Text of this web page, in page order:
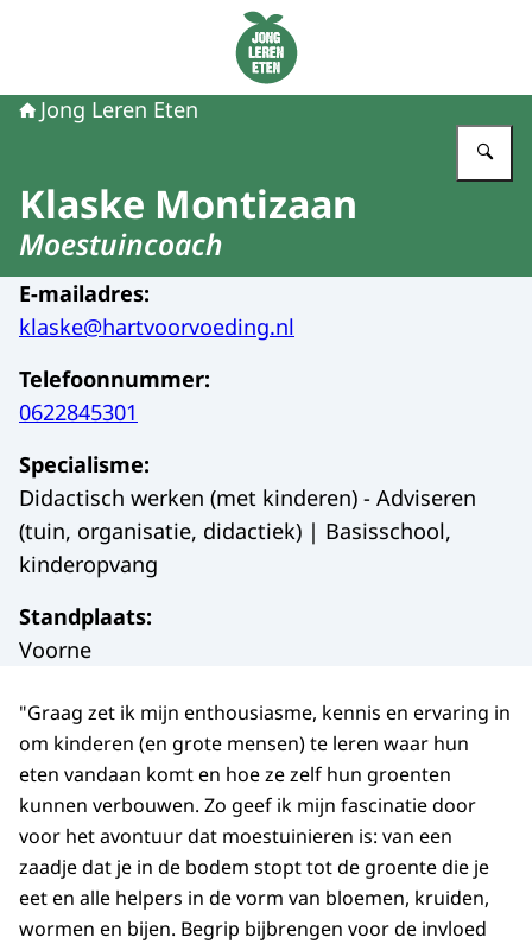
Naar de homepage van Jong Leren Eten
Jong Leren Eten
Klaske Montizaan
Moestuincoach
E-mailadres:
klaske@hartvoorvoeding.nl
Telefoonnummer:
0622845301
Specialisme:
Didactisch werken (met kinderen) - Adviseren
(tuin, organisatie, didactiek) | Basisschool,
kinderopvang
Standplaats:
Voorne
"Graag zet ik mijn enthousiasme, kennis en ervaring in
om kinderen (en grote mensen) te leren waar hun
eten vandaan komt en hoe ze zelf hun groenten
kunnen verbouwen. Zo geef ik mijn fascinatie door
voor het avontuur dat moestuinieren is: van een
zaadje dat je in de bodem stopt tot de groente die je
eet en alle helpers in de vorm van bloemen, kruiden,
wormen en bijen. Begrip bijbrengen voor de invloed